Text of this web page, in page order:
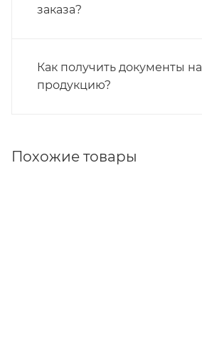
заказа?
Как получить документы на
продукцию?
Похожие товары